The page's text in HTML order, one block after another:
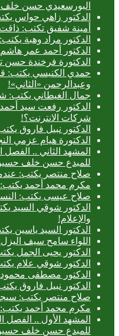
البورسعيدي حسن
الدكتور زاهي حواس
أمينة شفيق تكتب: ذاقت
الدكتور مراد وهبة
الدكتور أحمد عمر
الدكتورة فرخندة حسن
حمدي الكنيسي يكتب:
وعبدالرحمن «الثاني»!
جمال الغيطاني يكتب:
الدكتور رفعت سيد
شركات الانترنت؟!
الدكتور نبيل فاروق
الدكتورة هيام عزمي
المشهد الثاني .. الفصل
للمبدع حسن خلف
صلاح منتصر يكتب: عندما
مكرم محمد أحمد يكتب:
صلاح عيسى يكتب:
الدكتور شوقي السيد
والإعلام!
الدكتور السيد ياسين
اللواء سامح سيف
الدكتور يحيى الجمل
الدكتور شوقي علام
الدكتور مصطفى
الدكتور نبيل فاروق
صلاح منتصر يكتب:
مكرم محمد أحمد يكتب: 40 سنة حفائر
المشهد الأول .. الفصل
للمبدع حسن خلف